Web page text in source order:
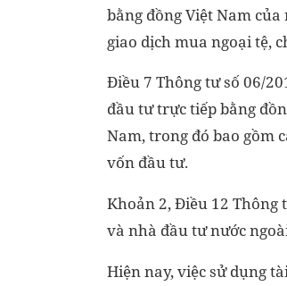
bằng đồng Việt Nam
giao dịch mua ngoại tệ,
Điều 7 Thông tư số 06/
đầu tư trực tiếp bằng
Nam, trong đó bao gồm
vốn đầu tư.
Khoản 2, Điều 12 Thông
và nhà đầu tư nước
Hiện nay, việc sử dụng